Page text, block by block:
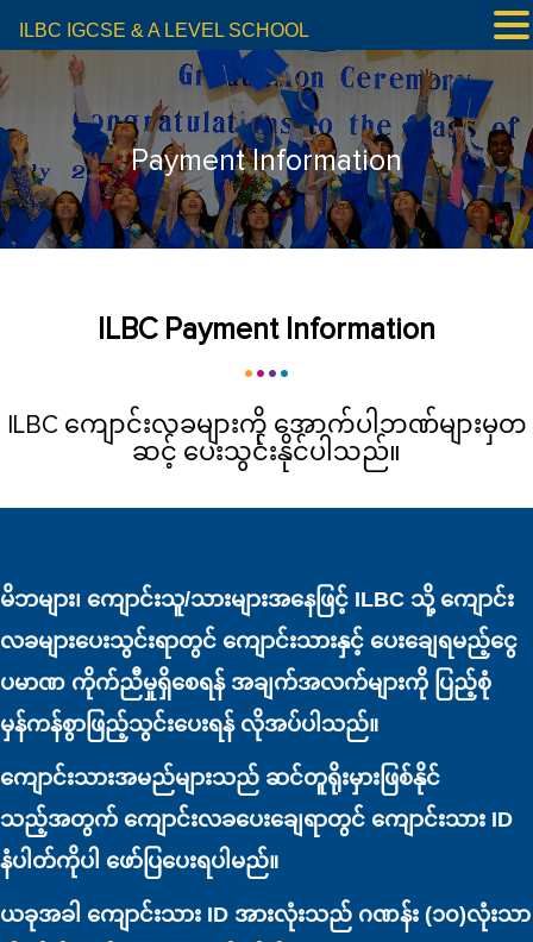
Payment Information
ILBC Payment Information
ILBC ကျောင်းလခများကို အောက်ပါဘဏ်များမှတ
ဆင့် ပေးသွင်းနိုင်ပါသည်။
မိဘများ၊ ကျောင်းသူ/သားများအနေဖြင့် ILBC သို့ ကျောင်း
လခများပေးသွင်းရာတွင် ကျောင်းသားနှင့် ပေးချေရမည့်ငွေ
ပမာဏ ကိုက်ညီမှုရှိစေရန် အချက်အလက်များကို ပြည့်စုံ
မှန်ကန်စွာဖြည့်သွင်းပေးရန် လိုအပ်ပါသည်။
ကျောင်းသားအမည်များသည် ဆင်တူရိုးမှားဖြစ်နိုင်
သည့်အတွက် ကျောင်းလခပေးချေရာတွင် ကျောင်းသား ID
နံပါတ်ကိုပါ ဖော်ပြပေးရပါမည်။
ယခုအခါ ကျောင်းသား ID အားလုံးသည် ဂဏန်း (၁၀)လုံးသာ
ILBC IGCSE & A LEVEL SCHOOL